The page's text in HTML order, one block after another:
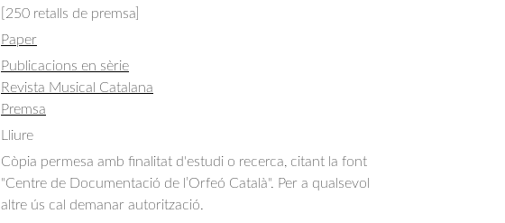
[250 retalls de premsa]
Paper
Publicacions en sèrie
Revista Musical Catalana
Premsa
Lliure
Còpia permesa amb finalitat d'estudi o recerca, citant la font
"Centre de Documentació de l’Orfeó Català". Per a qualsevol
altre ús cal demanar autorització.